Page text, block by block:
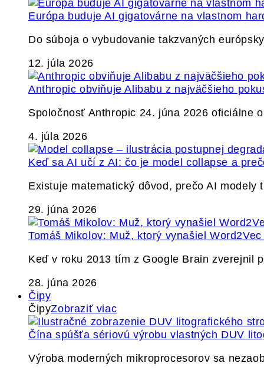
Európa buduje AI gigatovárne na vlastnom
Do súboja o vybudovanie takzvaných
12. júla 2026
Anthropic obviňuje Alibabu z najväčšieho
Spoločnosť Anthropic 24. júna 2026 oficiálne
4. júla 2026
Keď sa AI učí z AI: čo je model collapse a
Existuje matematický dôvod, prečo AI
29. júna 2026
Tomáš Mikolov: Muž, ktorý vynašiel
Keď v roku 2013 tím z Google Brain zverejnil
28. júna 2026
Čipy
ČipyZobraziť viac
Čína spúšťa sériovú výrobu vlastných DUV
Výroba moderných mikroprocesorov sa